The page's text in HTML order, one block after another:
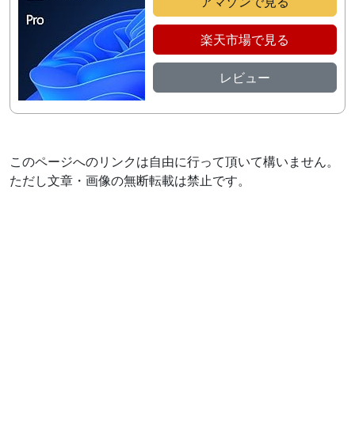
楽天市場で見る
レビュー
このページへのリンクは自由に行って頂いて構いません。
ただし文章・画像の無断転載は禁止です。